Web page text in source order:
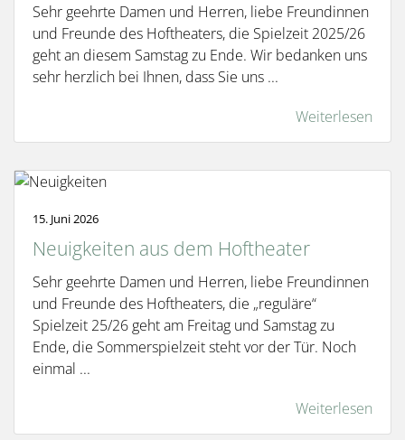
Sehr geehrte Damen und Herren, liebe Freundinnen
und Freunde des Hoftheaters, die Spielzeit 2025/26
geht an diesem Samstag zu Ende. Wir bedanken uns
sehr herzlich bei Ihnen, dass Sie uns ...
Weiterlesen
15. Juni 2026
Neuigkeiten aus dem Hoftheater
Sehr geehrte Damen und Herren, liebe Freundinnen
und Freunde des Hoftheaters, die „reguläre“
Spielzeit 25/26 geht am Freitag und Samstag zu
Ende, die Sommerspielzeit steht vor der Tür. Noch
einmal ...
Weiterlesen